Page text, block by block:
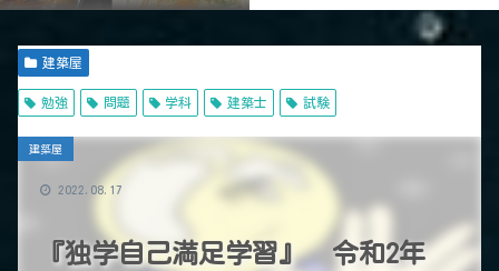
建築屋
勉強 問題 学科 建築士 試験
『独学自己満足学習』 令和2年
建築屋
2022.08.17